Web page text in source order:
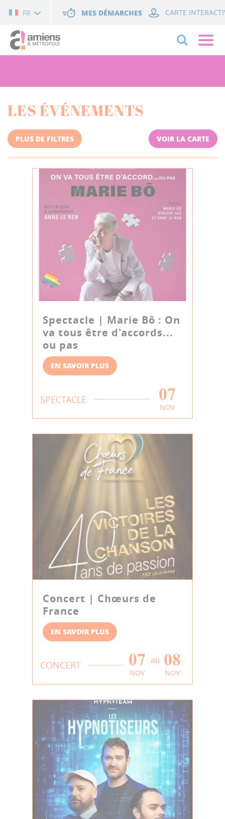
FR MES DÉMARCHES CARTE
LES ÉVÉNEMENTS
PLUS DE FILTRES VOIR LA CARTE
Spectacle | Marie Bô : On
va tous être d'accords...
ou pas
EN SAVOIR PLUS
SPECTACLE 07
NOV
Concert | Chœurs de
France
EN SAVOIR PLUS
CONCERT 07
NOV
au 08
NOV